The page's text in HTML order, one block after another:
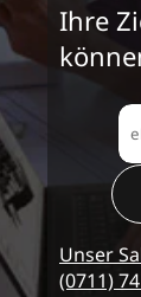
Ihre
Unser
(0711)